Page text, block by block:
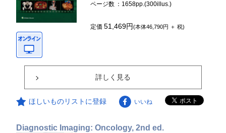
ページ数 ：1658pp.(300illus.)
定価51,469円(本体46,790円 ＋ 税)
詳しく見る
ほしいものリストに登録 いいね
Diagnostic Imaging: Oncology, 2nd ed.